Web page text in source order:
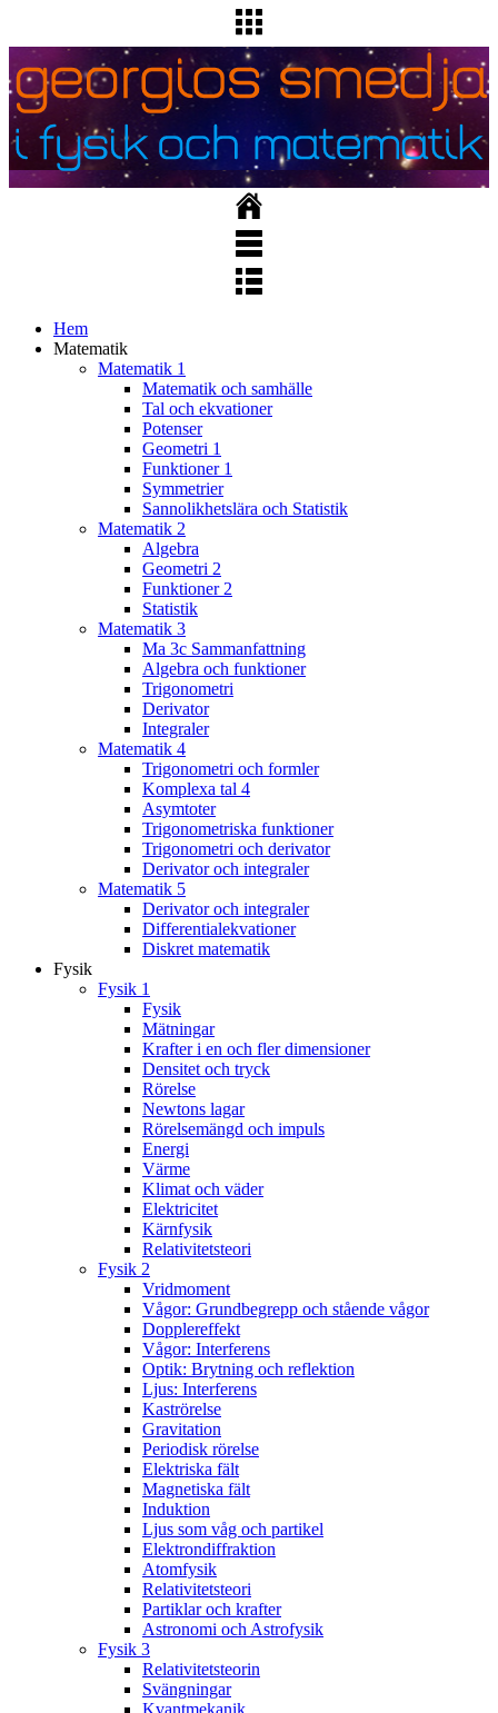
Hem
Matematik
Matematik 1
Matematik och samhälle
Tal och ekvationer
Potenser
Geometri 1
Funktioner 1
Symmetrier
Sannolikhetslära och Statistik
Matematik 2
Algebra
Geometri 2
Funktioner 2
Statistik
Matematik 3
Ma 3c Sammanfattning
Algebra och funktioner
Trigonometri
Derivator
Integraler
Matematik 4
Trigonometri och formler
Komplexa tal 4
Asymtoter
Trigonometriska funktioner
Trigonometri och derivator
Derivator och integraler
Matematik 5
Derivator och integraler
Differentialekvationer
Diskret matematik
Fysik
Fysik 1
Fysik
Mätningar
Krafter i en och fler dimensioner
Densitet och tryck
Rörelse
Newtons lagar
Rörelsemängd och impuls
Energi
Värme
Klimat och väder
Elektricitet
Kärnfysik
Relativitetsteori
Fysik 2
Vridmoment
Vågor: Grundbegrepp och stående vågor
Dopplereffekt
Vågor: Interferens
Optik: Brytning och reflektion
Ljus: Interferens
Kaströrelse
Gravitation
Periodisk rörelse
Elektriska fält
Magnetiska fält
Induktion
Ljus som våg och partikel
Elektrondiffraktion
Atomfysik
Relativitetsteori
Partiklar och krafter
Astronomi och Astrofysik
Fysik 3
Relativitetsteorin
Svängningar
Kvantmekanik